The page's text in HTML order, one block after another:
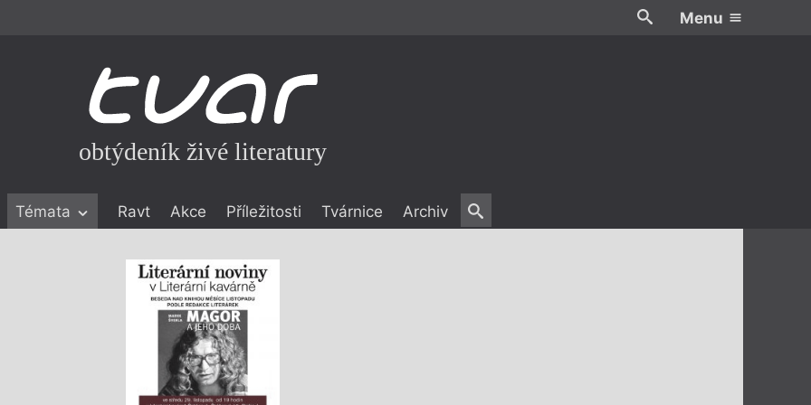
Menu
obtýdeník živé literatury
Témata Ravt Akce Příležitosti Tvárnice Archiv